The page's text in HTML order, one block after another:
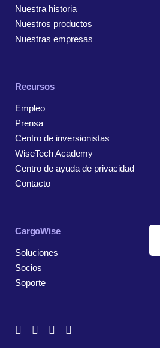
Nuestra historia
Nuestros productos
Nuestras empresas
Recursos
Empleo
Prensa
Centro de inversionistas
WiseTech Academy
Centro de ayuda de privacidad
Contacto
CargoWise
Soluciones
Socios
Soporte